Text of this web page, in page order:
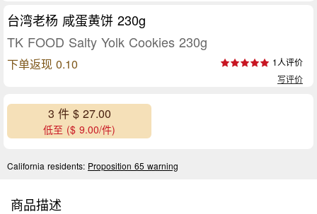
台湾老杨 咸蛋黄饼 230g
TK FOOD Salty Yolk Cookies 230g
下单返现 0.10
1人评价
写评价
3 件 $ 27.00
低至 ($ 9.00/件)
California residents: Proposition 65 warning
商品描述